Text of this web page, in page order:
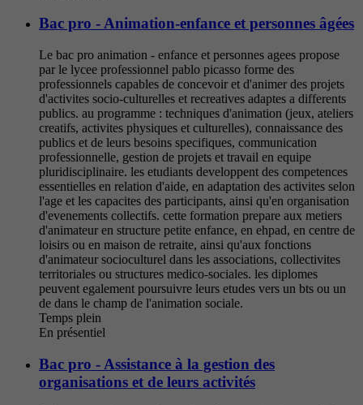
Bac pro - Animation-enfance et personnes âgées
Le bac pro animation - enfance et personnes agees propose
par le lycee professionnel pablo picasso forme des
professionnels capables de concevoir et d'animer des projets
d'activites socio-culturelles et recreatives adaptes a differents
publics. au programme : techniques d'animation (jeux, ateliers
creatifs, activites physiques et culturelles), connaissance des
publics et de leurs besoins specifiques, communication
professionnelle, gestion de projets et travail en equipe
pluridisciplinaire. les etudiants developpent des competences
essentielles en relation d'aide, en adaptation des activites selon
l'age et les capacites des participants, ainsi qu'en organisation
d'evenements collectifs. cette formation prepare aux metiers
d'animateur en structure petite enfance, en ehpad, en centre de
loisirs ou en maison de retraite, ainsi qu'aux fonctions
d'animateur socioculturel dans les associations, collectivites
territoriales ou structures medico-sociales. les diplomes
peuvent egalement poursuivre leurs etudes vers un bts ou un
de dans le champ de l'animation sociale.
Temps plein
En présentiel
Bac pro - Assistance à la gestion des
organisations et de leurs activités